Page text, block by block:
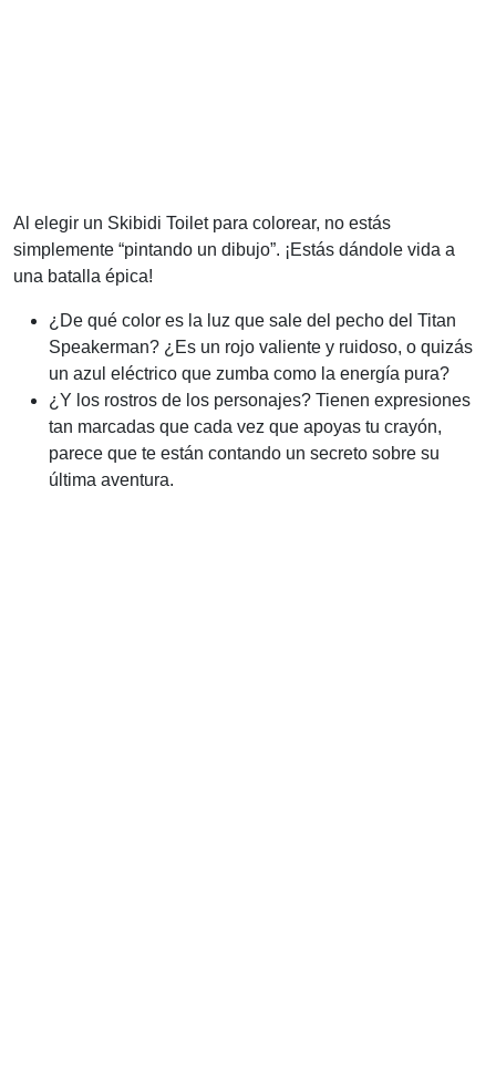
Al elegir un Skibidi Toilet para colorear, no estás
simplemente “pintando un dibujo”. ¡Estás dándole vida a
una batalla épica!
¿De qué color es la luz que sale del pecho del Titan
Speakerman? ¿Es un rojo valiente y ruidoso, o quizás
un azul eléctrico que zumba como la energía pura?
¿Y los rostros de los personajes? Tienen expresiones
tan marcadas que cada vez que apoyas tu crayón,
parece que te están contando un secreto sobre su
última aventura.